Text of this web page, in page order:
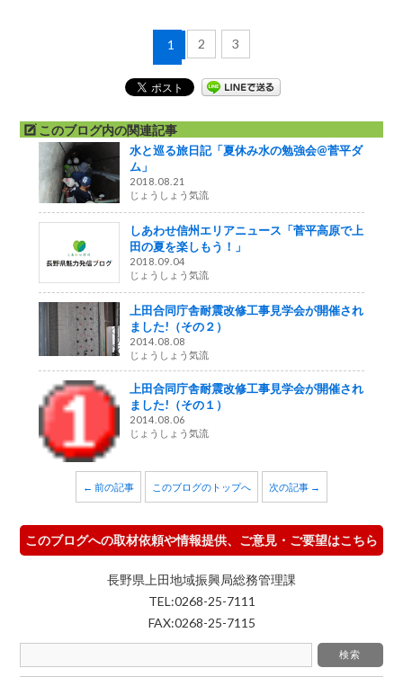
1 2 3
このブログ内の関連記事
水と巡る旅日記「夏休み水の勉強会@菅平ダ
ム」
2018.08.21
じょうしょう気流
しあわせ信州エリアニュース「菅平高原で上
田の夏を楽しもう！」
2018.09.04
じょうしょう気流
上田合同庁舎耐震改修工事見学会が開催され
ました!（その２）
2014.08.08
じょうしょう気流
上田合同庁舎耐震改修工事見学会が開催され
ました!（その１）
2014.08.06
じょうしょう気流
← 前の記事 このブログのトップへ 次の記事 →
このブログへの取材依頼や情報提供、ご意見・ご要望はこちら
長野県上田地域振興局総務管理課
TEL:0268-25-7111
FAX:0268-25-7115